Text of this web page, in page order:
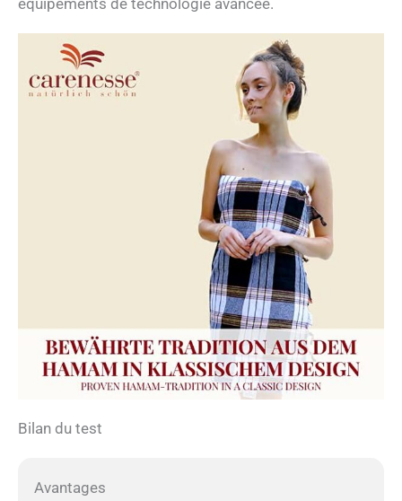
équipements de technologie avancée.
Bilan du test
Avantages